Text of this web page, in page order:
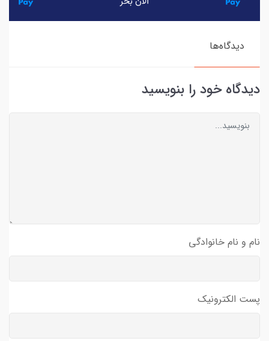
دیدگاه‌ها
دیدگاه خود را بنویسید
نام و نام خانوادگی
پست الکترونیک